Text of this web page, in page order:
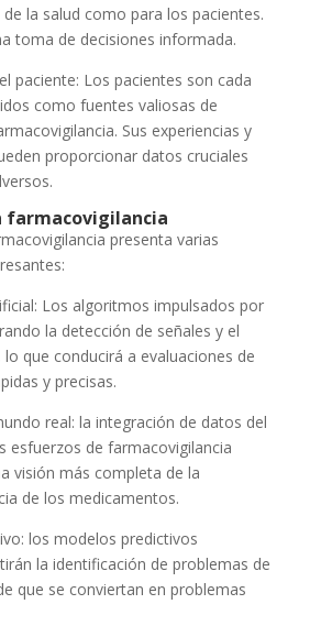
la salud como para los pacientes.
toma de decisiones informada.
paciente: Los pacientes son cada
como fuentes valiosas de
Sus experiencias y
proporcionar datos cruciales
farmacovigilancia
presenta varias
Los algoritmos impulsados por
la detección de señales y el
que conducirá a evaluaciones de
y precisas.
real: la integración de datos del
esfuerzos de farmacovigilancia
visión más completa de la
de los medicamentos.
los modelos predictivos
la identificación de problemas de
que se conviertan en problemas